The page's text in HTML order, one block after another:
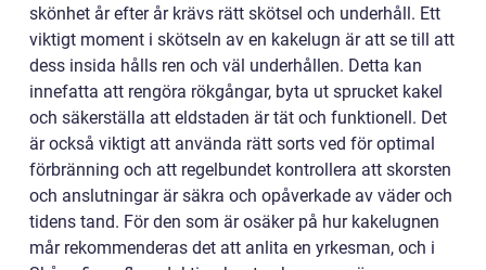
skönhet år efter år krävs rätt skötsel och underhåll. Ett
viktigt moment i skötseln av en kakelugn är att se till att
dess insida hålls ren och väl underhållen. Detta kan
innefatta att rengöra rökgångar, byta ut sprucket kakel
och säkerställa att eldstaden är tät och funktionell. Det
är också viktigt att använda rätt sorts ved för optimal
förbränning och att regelbundet kontrollera att skorsten
och anslutningar är säkra och opåverkade av väder och
tidens tand. För den som är osäker på hur kakelugnen
mår rekommenderas det att anlita en yrkesman, och i